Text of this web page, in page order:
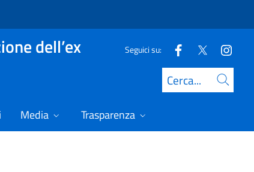
dell’ex Seguici su:
Cerca
Media Trasparenza